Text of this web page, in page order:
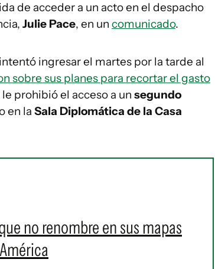
de acceder a un acto en el despacho
Julie Pace, en un comunicado.
intentó ingresar el martes por la tarde al
sobre sus planes para recortar el gasto
prohibió el acceso a un segundo
en la Sala Diplomática de la Casa
no renombre en sus mapas